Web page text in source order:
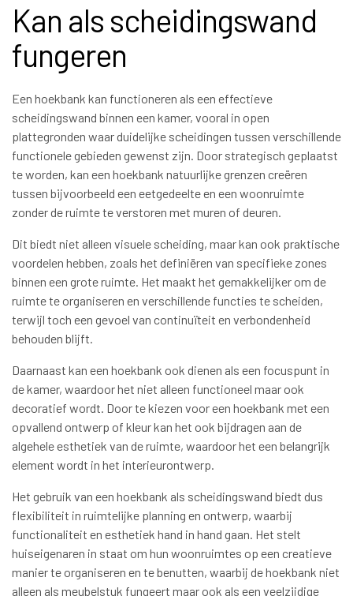
Kan als scheidingswand
fungeren
Een hoekbank kan functioneren als een effectieve
scheidingswand binnen een kamer, vooral in open
plattegronden waar duidelijke scheidingen tussen verschillende
functionele gebieden gewenst zijn. Door strategisch geplaatst
te worden, kan een hoekbank natuurlijke grenzen creëren
tussen bijvoorbeeld een eetgedeelte en een woonruimte
zonder de ruimte te verstoren met muren of deuren.
Dit biedt niet alleen visuele scheiding, maar kan ook praktische
voordelen hebben, zoals het definiëren van specifieke zones
binnen een grote ruimte. Het maakt het gemakkelijker om de
ruimte te organiseren en verschillende functies te scheiden,
terwijl toch een gevoel van continuïteit en verbondenheid
behouden blijft.
Daarnaast kan een hoekbank ook dienen als een focuspunt in
de kamer, waardoor het niet alleen functioneel maar ook
decoratief wordt. Door te kiezen voor een hoekbank met een
opvallend ontwerp of kleur kan het ook bijdragen aan de
algehele esthetiek van de ruimte, waardoor het een belangrijk
element wordt in het interieurontwerp.
Het gebruik van een hoekbank als scheidingswand biedt dus
flexibiliteit in ruimtelijke planning en ontwerp, waarbij
functionaliteit en esthetiek hand in hand gaan. Het stelt
huiseigenaren in staat om hun woonruimtes op een creatieve
manier te organiseren en te benutten, waarbij de hoekbank niet
alleen als meubelstuk fungeert maar ook als een veelzijdige